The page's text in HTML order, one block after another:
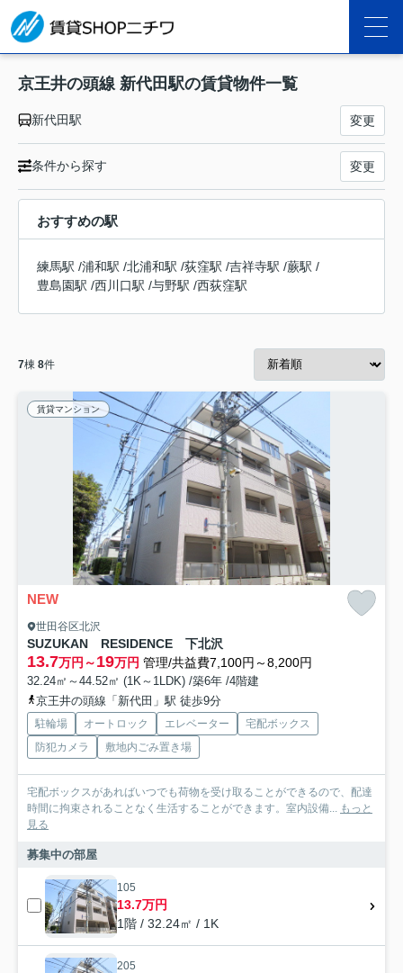
京王井の頭線 新代田駅の賃貸物件一覧
新代田駅 変更
条件から探す 変更
おすすめの駅
練馬駅 /浦和駅 /北浦和駅 /荻窪駅 /吉祥寺駅 /蕨駅 /
豊島園駅 /西川口駅 /与野駅 /西荻窪駅
7棟 8件
賃貸マンション
NEW
世田谷区北沢
SUZUKAN RESIDENCE 下北沢
13.7万円～19万円 管理/共益費7,100円～8,200円
32.24㎡～44.52㎡ (1K～1LDK) /築6年 /4階建
京王井の頭線「新代田」駅 徒歩9分
駐輪場 オートロック エレベーター
宅配ボックス
防犯カメラ
敷地内ごみ置き場
宅配ボックスがあればいつでも荷物を受け取ることができるので、配達
時間に拘束されることなく生活することができます。室内設備...
もっと
見る
募集中の部屋
105
13.7万円
1階 / 32.24㎡ / 1K
205